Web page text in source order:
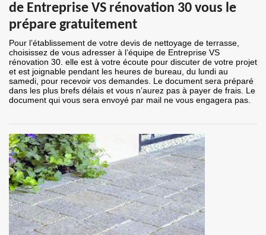
de Entreprise VS rénovation 30 vous le
prépare gratuitement
Pour l’établissement de votre devis de nettoyage de terrasse,
choisissez de vous adresser à l’équipe de Entreprise VS
rénovation 30. elle est à votre écoute pour discuter de votre projet
et est joignable pendant les heures de bureau, du lundi au
samedi, pour recevoir vos demandes. Le document sera préparé
dans les plus brefs délais et vous n’aurez pas à payer de frais. Le
document qui vous sera envoyé par mail ne vous engagera pas.